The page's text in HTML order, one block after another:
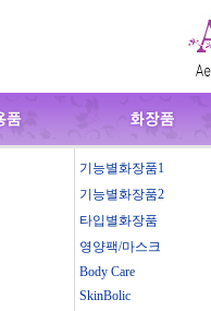
기능별화장품1
기능별화장품2
타입별화장품
영양팩/마스크
Body Care
SkinBolic